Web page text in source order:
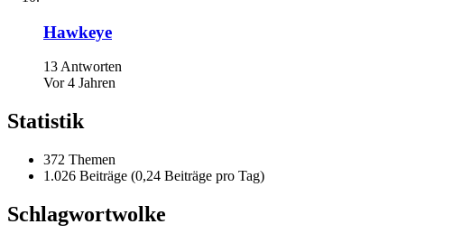
Hawkeye
13 Antworten
Vor 4 Jahren
Statistik
372 Themen
1.026 Beiträge (0,24 Beiträge pro Tag)
Schlagwortwolke